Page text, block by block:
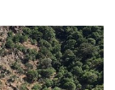
γραμμή
Κυρανάκη
και
ο